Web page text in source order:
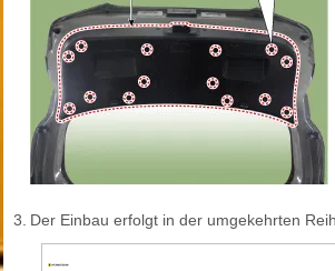
3. Der Einbau erfolgt in der umgekehrten